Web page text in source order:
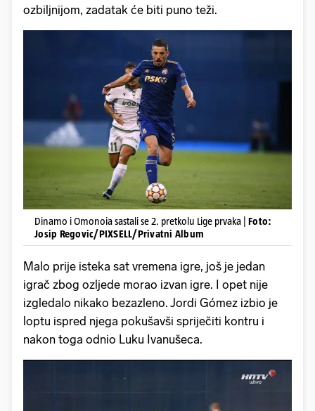
ozbiljnijom, zadatak će biti puno teži.
Dinamo i Omonoia sastali se 2. pretkolu Lige prvaka | Foto:
Josip Regovic/PIXSELL/Privatni Album
Malo prije isteka sat vremena igre, još je jedan
igrač zbog ozljede morao izvan igre. I opet nije
izgledalo nikako bezazleno. Jordi Gómez izbio je
loptu ispred njega pokušavši spriječiti kontru i
nakon toga odnio Luku Ivanušeca.